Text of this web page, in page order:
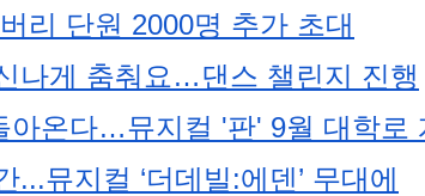
리 단원 2000명 추가 초대
나게 춤춰요…댄스 챌린지 진행
아온다…뮤지컬 '판' 9월 대학로
뮤지컬 ‘더데빌:에덴’ 무대에